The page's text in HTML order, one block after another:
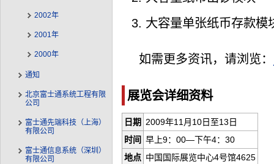
2002年
2001年
2000年
通知
北京富士通系统工程有限
公司
富士通先端科技（上海）
有限公司
富士通信息系统（深圳）
有限公司
大容量单张纸币存款
如需更多资讯，请浏览：
展览会详细资料
日期
2009年11月10日至13日
时间 早上9：00—下午4：30
地点 中国国际展览中心4号馆4625